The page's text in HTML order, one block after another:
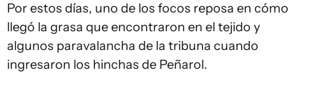
Por estos días, uno de los focos reposa en cómo
llegó la grasa que encontraron en el tejido y
algunos paravalancha de la tribuna cuando
ingresaron los hinchas de Peñarol.